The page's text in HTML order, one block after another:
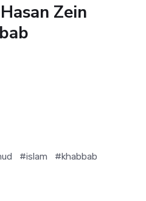
Zein
#islam
#khabbab